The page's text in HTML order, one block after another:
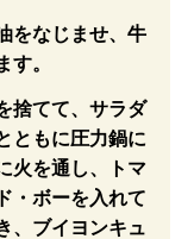
をなじませ、牛
す。
捨てて、サラダ
ともに圧力鍋に
火を通し、トマ
・ボーを入れて
、ブイヨンキュ